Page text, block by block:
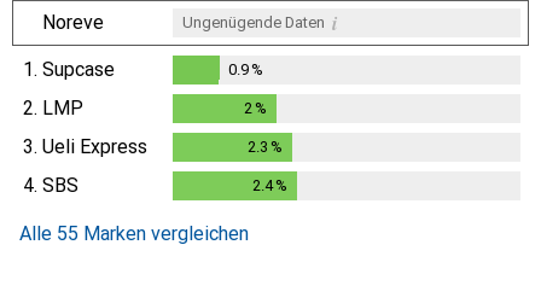
Noreve Ungenügende Daten i
1. Supcase
0.9%
0.9%
2. LMP 2 %
3. Ueli Express 2.3 %
4. SBS 2.4%
Alle 55 Marken vergleichen